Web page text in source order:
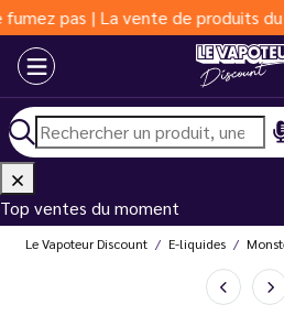
pas | La vente de produits du
Top ventes du moment
Le Vapoteur Discount E-liquides